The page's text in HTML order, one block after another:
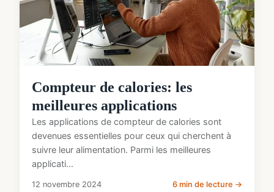
Compteur de calories: les
meilleures applications
Les applications de compteur de calories sont
devenues essentielles pour ceux qui cherchent à
suivre leur alimentation. Parmi les meilleures
applicati...
12 novembre 2024 6 min de lecture →